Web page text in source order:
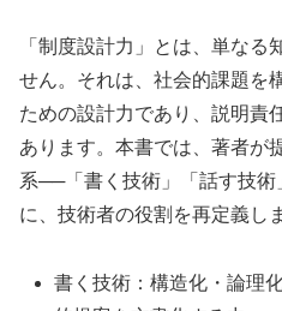
「制度設計力」とは、単なる
せん。それは、社会的課題を
ための設計力であり、説明責
あります。本書では、著者が
系──「書く技術」「話す技
に、技術者の役割を再定義し
書く技術：構造化・論理